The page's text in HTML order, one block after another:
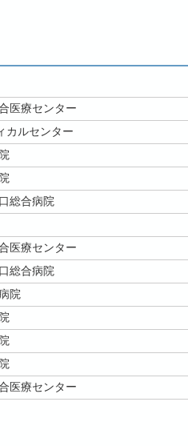
医療センター
カルセンター
総合病院
医療センター
総合病院
院
医療センター